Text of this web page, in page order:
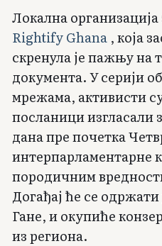
Локална
Rightify Ghana, која
скренула је пажњу на
документа. У серији
мрежама, активисти
посланици изгласали
дана пре почетка
интерпарламентарне
породичним
Догађај ће се
Гане, и окупиће
из региона.